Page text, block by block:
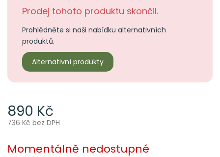
890 Kč
736 Kč bez DPH
cena:
Momentálně nedostupné
Prodej tohoto produktu skončil.
Prohlédněte si naši nabídku alternativních
produktů.
Alternativní produkty